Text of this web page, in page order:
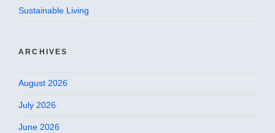
Sustainable Living
ARCHIVES
August 2026
July 2026
June 2026